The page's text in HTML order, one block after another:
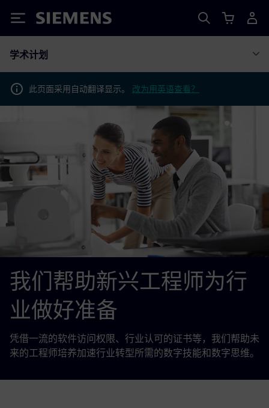
Siemens
学术计划
此页面采用自动翻译显示。 改为用英语查看？
我们帮助新兴工程师为行
业做好准备
凭借一流的软件访问权限、行业认可的证书等，我们帮助未
来的工程师培养加速行业转型所需的数字技能和数字思维。